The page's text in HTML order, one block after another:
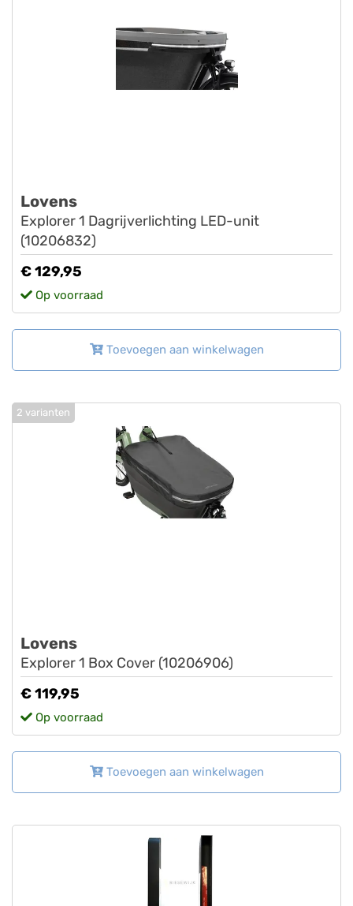
Lovens
Explorer 1 Dagrijverlichting LED-unit
(10206832)
€ 129,95
Op voorraad
Toevoegen aan winkelwagen
Lovens
Explorer 1 Box Cover (10206906)
2 varianten
€ 119,95
Op voorraad
Toevoegen aan winkelwagen